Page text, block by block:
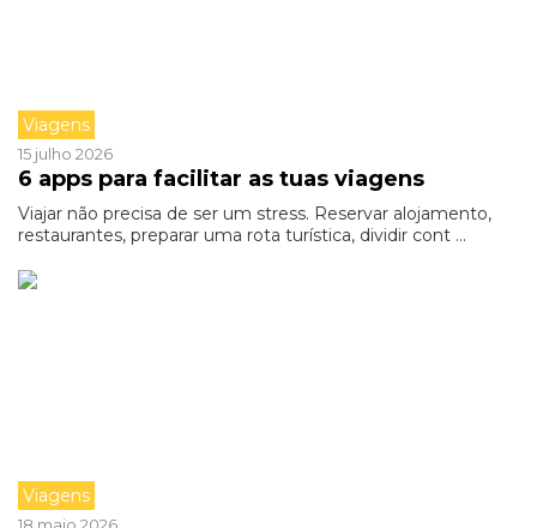
Viagens
15 julho 2026
6 apps para facilitar as tuas viagens
Viajar não precisa de ser um stress. Reservar alojamento,
restaurantes, preparar uma rota turística, dividir cont ...
Viagens